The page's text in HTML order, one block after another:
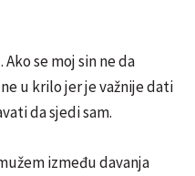
se moj sin ne da
u krilo jer je važnije dati
da sjedi sam.
između davanja